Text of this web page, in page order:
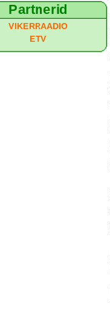
Partnerid
VIKERRAADIO
ETV